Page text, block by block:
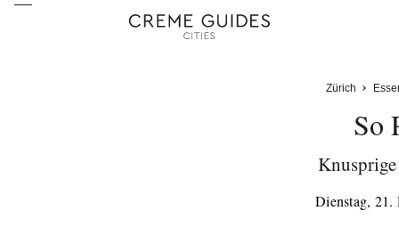
Zürich
So
Dienstag, 21.